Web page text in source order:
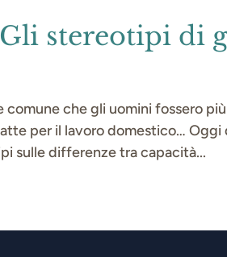
stereotipi di
comune che gli uomini fossero
per il lavoro domestico… Oggi
sulle differenze tra capacità...